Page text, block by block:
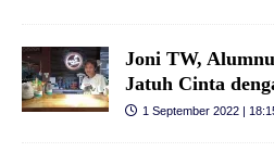
Joni TW,
Jatuh Cinta
1 September 2022 |